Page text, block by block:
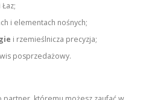
i elementach nośnych;
i rzemieślnicza precyzja;
posprzedażowy.